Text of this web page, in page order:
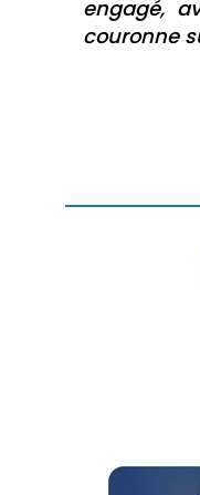
engagé,
couronne